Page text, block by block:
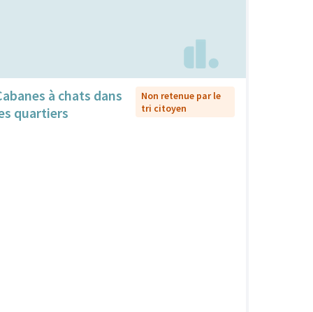
à chats dans
quartiers
Non retenue par le
tri citoyen